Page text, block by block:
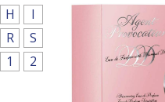
H
I
R
S
1
2